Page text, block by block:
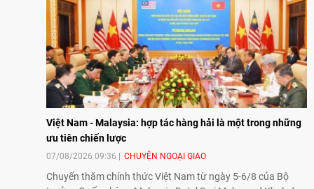
và mở rộng hợp tác phát triển giữa hai nước.
Việt Nam - Malaysia: hợp tác hàng hải là một trong những
ưu tiên chiến lược
07/08/2026 09:36 CHUYỆN NGOẠI GIAO
Chuyến thăm chính thức Việt Nam từ ngày 5-6/8 của Bộ